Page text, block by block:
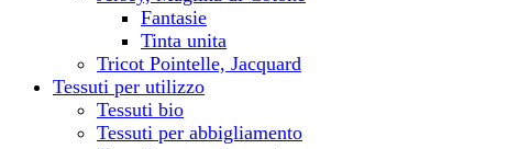
Fantasie
Tinta unita
Tricot Pointelle, Jacquard
Tessuti per utilizzo
Tessuti bio
Tessuti per abbigliamento